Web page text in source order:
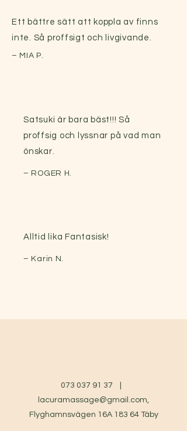
Ett bättre sätt att koppla av finns
inte. Så proffsigt och livgivande.
– MIA P.
Satsuki är bara bäst!!! Så
proffsig och lyssnar på vad man
önskar.
– ROGER H.
Alltid lika Fantasisk!
– Karin N.
073 037 91 37
lacuramassage@gmail.com,
Flyghamnsvägen 16A 183 64 Täby